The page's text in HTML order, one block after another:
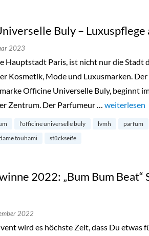
Buly – Luxuspflege
2023
Hauptstadt Paris, ist nicht nur die Stadt
Kosmetik, Mode und Luxusmarken.
Officine Universelle Buly, beginnt
Zentrum. Der Parfumeur … „L’Officine
weiterlesen
l'officine universelle buly lvmh parfum
touhami stückseife
2022: „Bum Bum Beat“
2022
wird es höchste Zeit, dass Du etwas